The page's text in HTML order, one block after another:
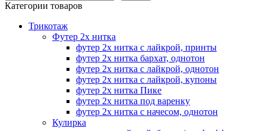
Категории товаров
Трикотаж
Футер 2х нитка
футер 2х нитка с лайкрой, принты
футер 2х нитка бархат, однотон
футер 2х нитка с лайкрой, однотон
футер 2х нитка с лайкрой, купоны
футер 2х нитка Пике
футер 2х нитка под варенку
футер 2х нитка с начесом, однотон
Кулирка